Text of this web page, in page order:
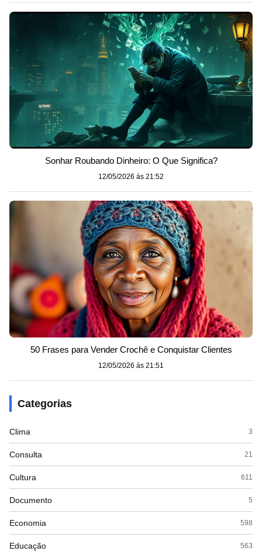
Sonhar Roubando Dinheiro: O Que Significa?
12/05/2026 às 21:52
50 Frases para Vender Crochê e Conquistar Clientes
12/05/2026 às 21:51
Categorias
Clima 3
Consulta 21
Cultura 611
Documento 5
Economia 598
Educação 563